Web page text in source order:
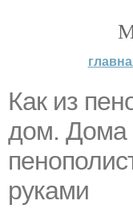
Как из
дом. Дома
руками